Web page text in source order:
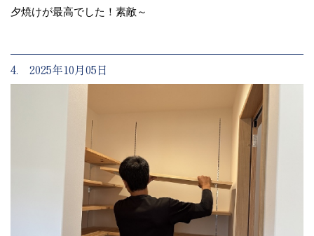
夕焼けが最高でした！素敵～
4. 2025年10月05日